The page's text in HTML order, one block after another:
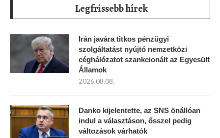
Legfrissebb hírek
Irán javára titkos pénzügyi
szolgáltatást nyújtó nemzetközi
céghálózatot szankcionált az Egyesült
Államok
2026.08.08.
Danko kijelentette, az SNS önállóan
indul a választáson, ősszel pedig
változások várhatók